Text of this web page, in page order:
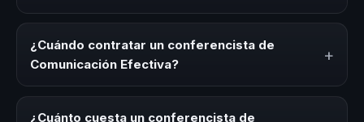
experto que comparte conocimiento, estrategias y
experiencias sobre este tema en eventos corporativos,
convenciones y seminarios. Su objetivo es generar
reflexión, inspiración y herramientas aplicables para la
¿Cuándo contratar un conferencista de
Comunicación Efectiva?
+
Efectiva para kick-offs, convenciones anuales,
¿Cuánto cuesta un conferencista de